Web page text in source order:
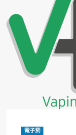
電子菸